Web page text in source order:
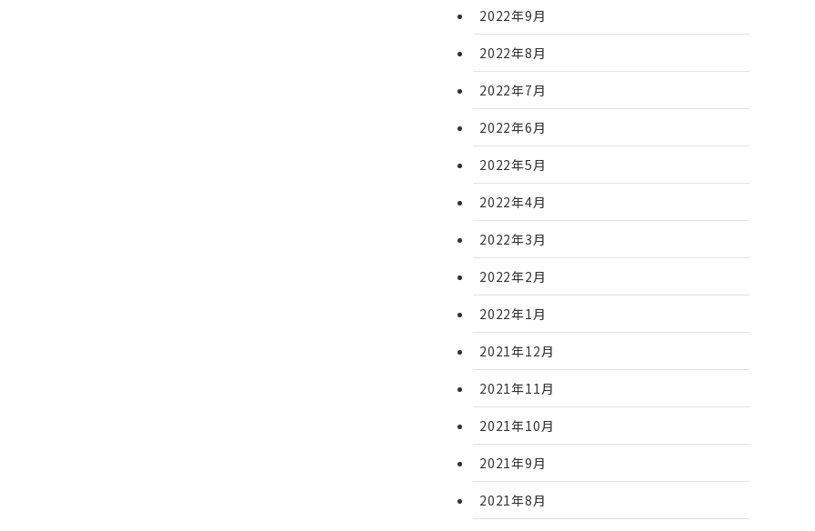
2022年9月
2022年8月
2022年7月
2022年6月
2022年5月
2022年4月
2022年3月
2022年2月
2022年1月
2021年12月
2021年11月
2021年10月
2021年9月
2021年8月